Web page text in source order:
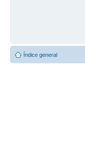
Índice general